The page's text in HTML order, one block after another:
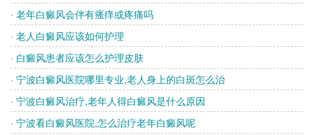
· 老年白癜风会伴有瘙痒或疼痛吗
· 老人白癜风应该如何护理
· 白癜风患者应该怎么护理皮肤
· 宁波白癜风医院哪里专业,老人身上的白斑怎么治
· 宁波白癜风治疗,老年人得白癜风是什么原因
· 宁波看白癜风医院,怎么治疗老年白癜风呢